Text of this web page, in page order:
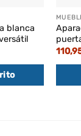
blanca